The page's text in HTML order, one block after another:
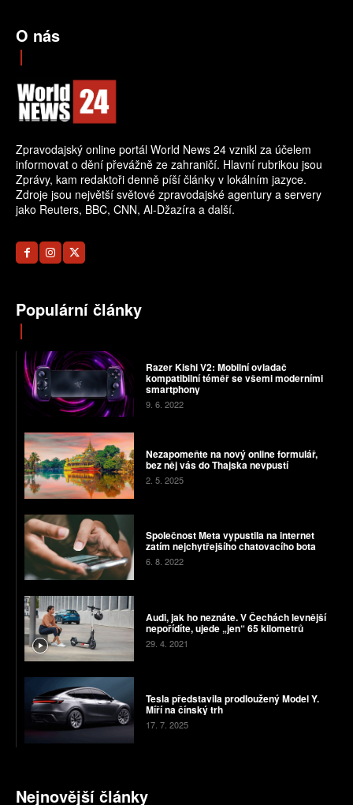
O nás
Zpravodajský online portál World News 24 vznikl za účelem
informovat o dění převážně ze zahraničí. Hlavní rubrikou jsou
Zprávy, kam redaktoři denně píší články v lokálním jazyce.
Zdroje jsou největší světové zpravodajské agentury a servery
jako Reuters, BBC, CNN, Al-Džazíra a další.
Populární články
Razer Kishi V2: Mobilní ovladač
kompatibilní téměř se všemi moderními
smartphony
9. 6. 2022
Nezapomeňte na nový online formulář,
bez něj vás do Thajska nevpustí
2. 5. 2025
Společnost Meta vypustila na internet
zatím nejchytřejšího chatovacího bota
6. 8. 2022
Audi, jak ho neznáte. V Čechách levnější
nepořídíte, ujede „jen“ 65 kilometrů
29. 4. 2021
Tesla představila prodloužený Model Y.
Míří na čínský trh
17. 7. 2025
Nejnovější články